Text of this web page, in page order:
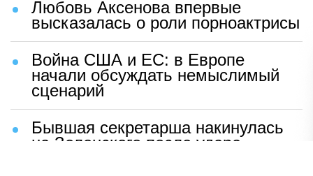
Любовь Аксенова впервые
высказалась о роли порноактрисы
Война США и ЕС: в Европе
начали обсуждать немыслимый
сценарий
Бывшая секретарша накинулась
на Зеленского после удара